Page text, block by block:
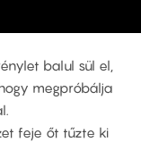
balul sül el,
megpróbálja
feje őt tűzte ki